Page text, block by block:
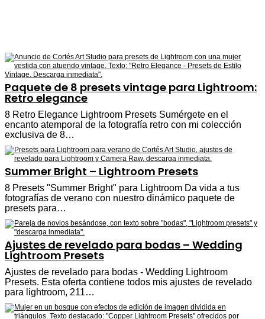
Paquete de 8 presets vintage para Lightroom:
Retro elegance
8 Retro Elegance Lightroom Presets Sumérgete en el
encanto atemporal de la fotografía retro con mi colección
exclusiva de 8…
Summer Bright – Lightroom Presets
8 Presets "Summer Bright" para Lightroom Da vida a tus
fotografías de verano con nuestro dinámico paquete de
presets para…
Ajustes de revelado para bodas – Wedding
Lightroom Presets
Ajustes de revelado para bodas - Wedding Lightroom
Presets. Esta oferta contiene todos mis ajustes de revelado
para lightroom, 211…